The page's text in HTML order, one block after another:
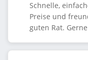
Schnelle,
Preise und
guten Rat.